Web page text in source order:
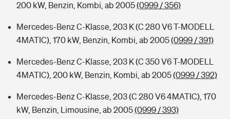
200 kW, Benzin, Kombi, ab 2005(0999 / 356)
Mercedes-Benz C-Klasse, 203 K (C 280 V6 T-MODELL
4MATIC), 170 kW, Benzin, Kombi, ab 2005(0999 / 391)
Mercedes-Benz C-Klasse, 203 K (C 350 V6 T-MODELL
4MATIC), 200 kW, Benzin, Kombi, ab 2005(0999 / 392)
Mercedes-Benz C-Klasse, 203 (C 280 V6 4MATIC), 170
kW, Benzin, Limousine, ab 2005(0999 / 393)